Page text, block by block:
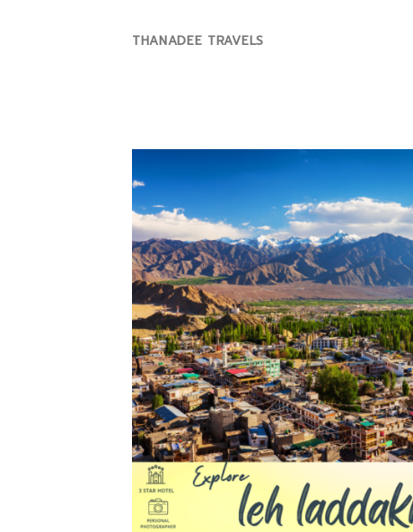
THANADEE TRAVELS